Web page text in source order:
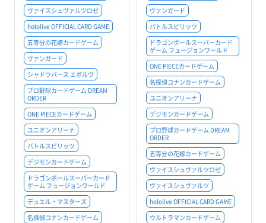
ヴァイスシュヴァルツロゼ
hololive OFFICIAL CARD GAME
五等分の花嫁カードゲーム
ヴァンガード
シャドウバース エボルヴ
プロ野球カードゲーム DREAM
ORDER
ONE PIECEカードゲーム
ユニオンアリーナ
バトルスピリッツ
デジモンカードゲーム
ドラゴンボールスーパーカード
ゲーム フュージョンワールド
デュエル・マスターズ
名探偵コナンカードゲーム
ヴァンガード
バトルスピリッツ
ドラゴンボールスーパーカード
ゲーム フュージョンワールド
ONE PIECEカードゲーム
名探偵コナンカードゲーム
ユニオンアリーナ
デジモンカードゲーム
プロ野球カードゲーム DREAM
ORDER
五等分の花嫁カードゲーム
ヴァイスシュヴァルツロゼ
ヴァイスシュヴァルツ
hololive OFFICIAL CARD GAME
ウルトラマンカードゲーム